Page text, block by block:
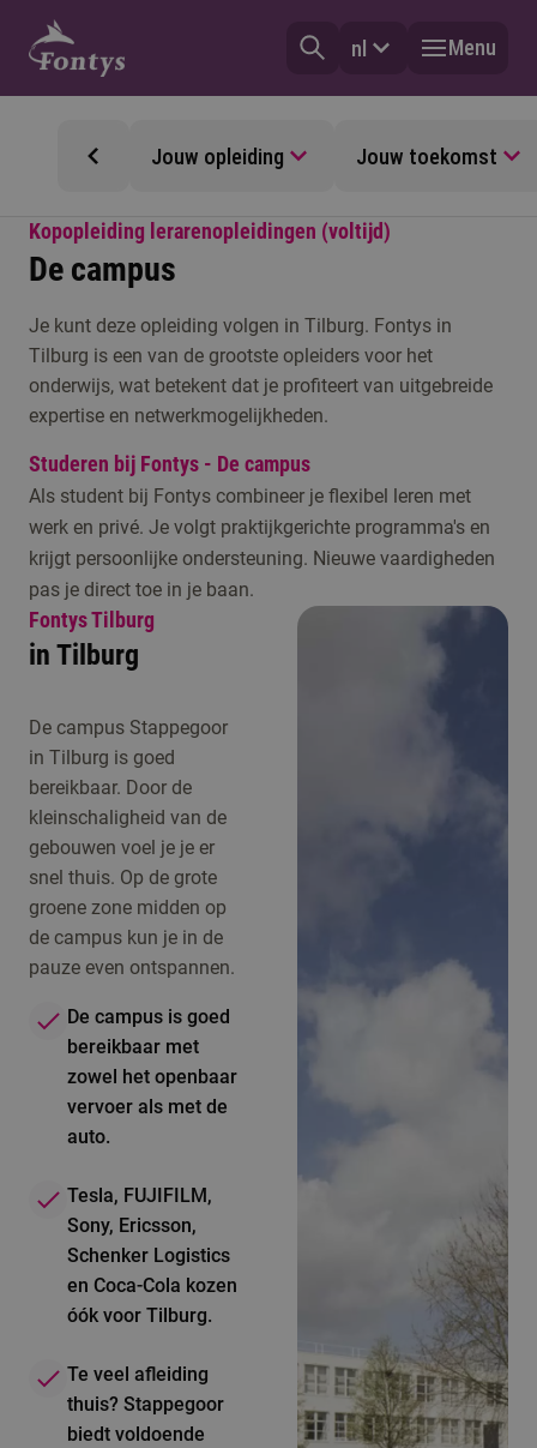
nl Menu
Jouw opleiding Jouw toekomst
Kopopleiding lerarenopleidingen (voltijd)
De campus
Je kunt deze opleiding volgen in Tilburg. Fontys in
Tilburg is een van de grootste opleiders voor het
onderwijs, wat betekent dat je profiteert van uitgebreide
expertise en netwerkmogelijkheden.
Studeren bij Fontys - De campus
Als student bij Fontys combineer je flexibel leren met
werk en privé. Je volgt praktijkgerichte programma's en
krijgt persoonlijke ondersteuning. Nieuwe vaardigheden
pas je direct toe in je baan.
Fontys Tilburg
in Tilburg
De campus Stappegoor
in Tilburg is goed
bereikbaar. Door de
kleinschaligheid van de
gebouwen voel je je er
snel thuis. Op de grote
groene zone midden op
de campus kun je in de
pauze even ontspannen.
De campus is goed
bereikbaar met
zowel het openbaar
vervoer als met de
auto.
Tesla, FUJIFILM,
Sony, Ericsson,
Schenker Logistics
en Coca-Cola kozen
óók voor Tilburg.
Te veel afleiding
thuis? Stappegoor
biedt voldoende